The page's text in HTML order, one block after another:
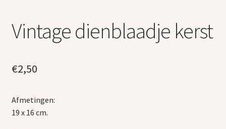
Vintage dienblaadje kerst
€2,50
Afmetingen:
19 x 16 cm.